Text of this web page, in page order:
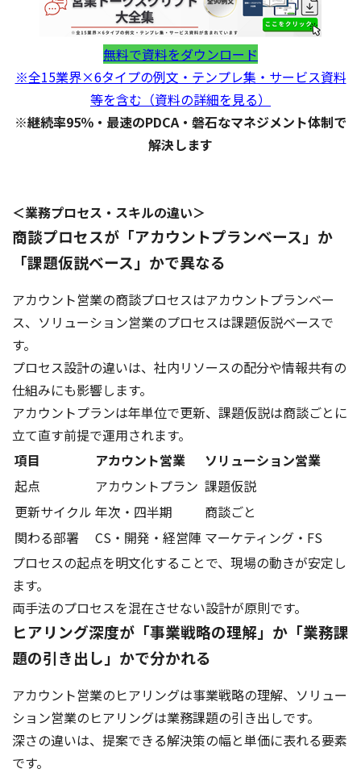
無料で資料をダウンロード
※全15業界×6タイプの例文・テンプレ集・サービス資料
等を含む（資料の詳細を見る）
※継続率95％・最速のPDCA・磐石なマネジメント体制で
解決します
＜業務プロセス・スキルの違い＞
商談プロセスが「アカウントプランベース」か
「課題仮説ベース」かで異なる
アカウント営業の商談プロセスはアカウントプランベー
ス、ソリューション営業のプロセスは課題仮説ベースで
す。
プロセス設計の違いは、社内リソースの配分や情報共有の
仕組みにも影響します。
アカウントプランは年単位で更新、課題仮説は商談ごとに
立て直す前提で運用されます。
項目
アカウント営業
ソリューション営業
起点
アカウントプラン 課題仮説
更新サイクル 年次・四半期
商談ごと
関わる部署
CS・開発・経営陣 マーケティング・FS
プロセスの起点を明文化することで、現場の動きが安定し
ます。
両手法のプロセスを混在させない設計が原則です。
ヒアリング深度が「事業戦略の理解」か「業務課
題の引き出し」かで分かれる
アカウント営業のヒアリングは事業戦略の理解、ソリュー
ション営業のヒアリングは業務課題の引き出しです。
深さの違いは、提案できる解決策の幅と単価に表れる要素
です。